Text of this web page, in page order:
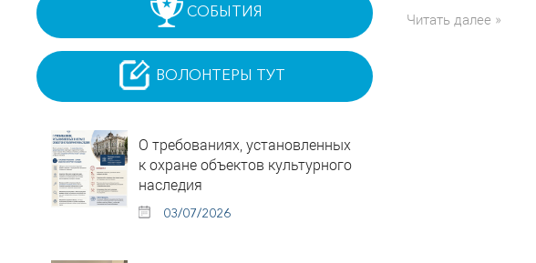
Читать далее »
СОБЫТИЯ
ВОЛОНТЕРЫ ТУТ
О требованиях, установленных
к охране объектов культурного
наследия
03/07/2026